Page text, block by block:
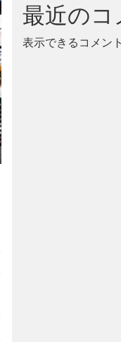
最近のコ
表示できるコメン